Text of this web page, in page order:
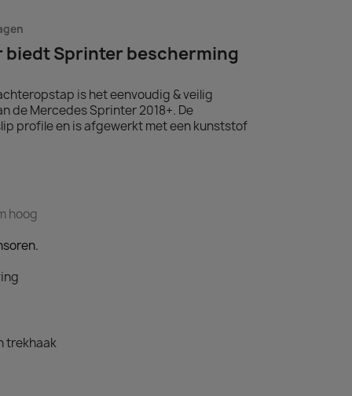
biedt Sprinter bescherming
is het eenvoudig & veilig
de Mercedes Sprinter 2018+. De
profile en is afgewerkt met een kunststof
hoog
trekhaak